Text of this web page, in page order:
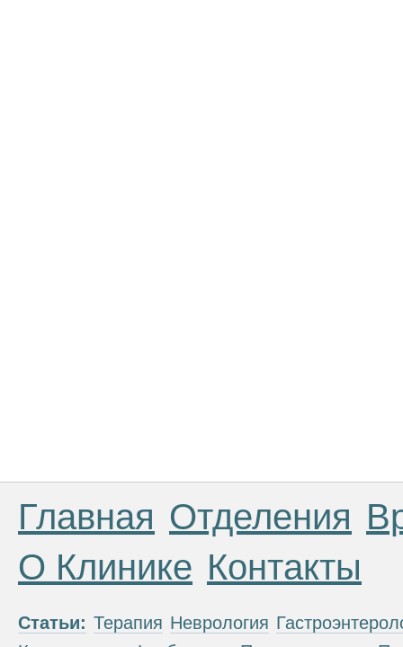
Главная Отделения
О Клинике Контакты
Статьи: Терапия Неврология